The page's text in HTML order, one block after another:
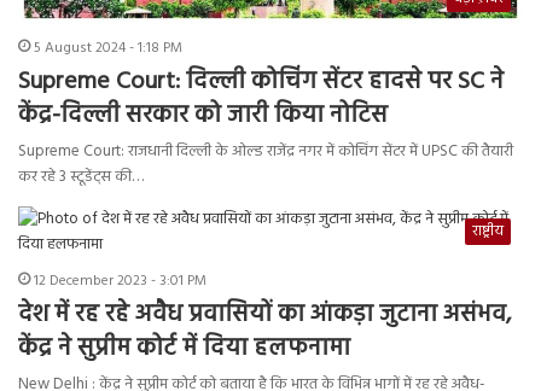
5 August 2024 - 1:18 PM
Supreme Court: दिल्ली कोचिंग सेंटर हादसे पर SC ने
केंद्र-दिल्ली सरकार को जारी किया नोटिस
Supreme Court: राजधानी दिल्ली के ओल्ड राजेंद्र नगर में कोचिंग सेंटर में UPSC की तैयारी
कर रहे 3 स्टूडेंट्स की…
राष्ट्रीय
12 December 2023 - 3:01 PM
देश में रह रहे अवैध प्रवासियों का आंकड़ा जुटाना असंभव,
केंद्र ने सुप्रीम कोर्ट में दिया हलफनामा
New Delhi : केंद्र ने सुप्रीम कोर्ट को बताया है कि भारत के विभिन्न भागों में रह रहे अवैध-